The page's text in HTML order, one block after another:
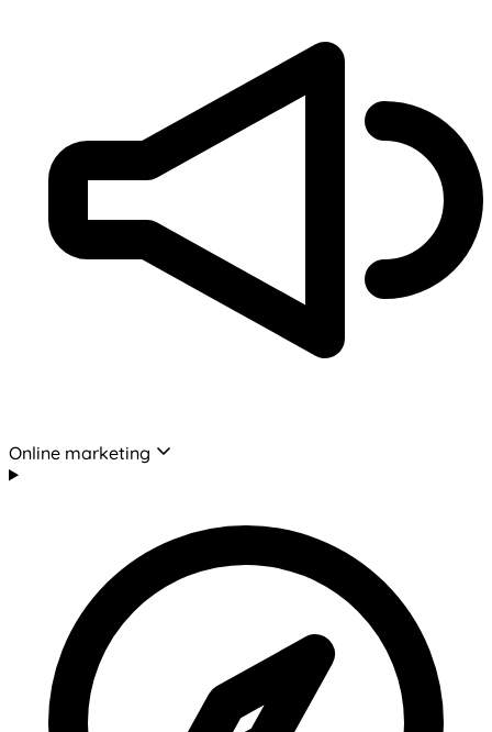
Online marketing